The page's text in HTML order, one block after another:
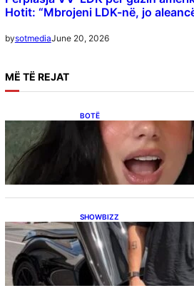
Hotit: “Mbrojeni LDK-në, jo
bysotmediaJune 20, 2026
MË TË REJAT
BOTË
Besnik Qaka rrëfen
Dua Lipës: “Një
botërorë”
SHOWBIZZ
Ish-banori i Big
Kuqi ua mbyll gojën
dëshmi për